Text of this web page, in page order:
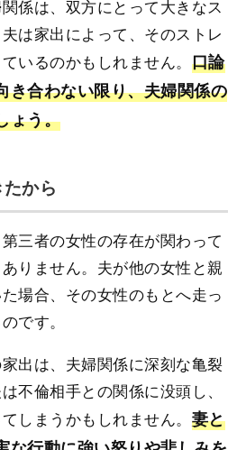
係は、双方にとって大きなス
は家出によって、そのストレ
いるのかもしれません。 口論
き合わない限り、夫婦関係の
ょう。
から
三者の女性の存在が関わって
りません。夫が他の女性と親
場合、その女性のもとへ走っ
です。
出は、夫婦関係に深刻な亀裂
不倫相手との関係に没頭し、
しまうかもしれません。 妻と